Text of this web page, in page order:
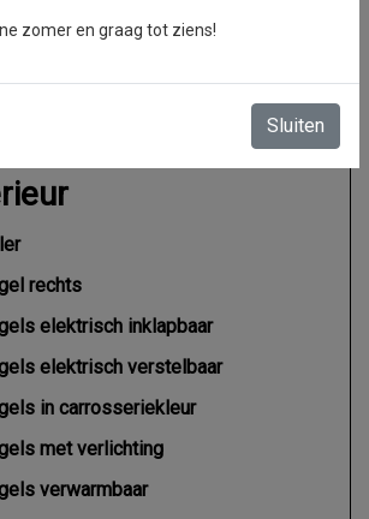
0 Nm
rechts
elektrisch inklapbaar
elektrisch verstelbaar
in carrosseriekleur
met verlichting
verwarmbaar
zomer en graag tot ziens!
Sluiten